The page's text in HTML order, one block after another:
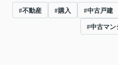
#不動産 #購入 #中古戸建
#中古マン